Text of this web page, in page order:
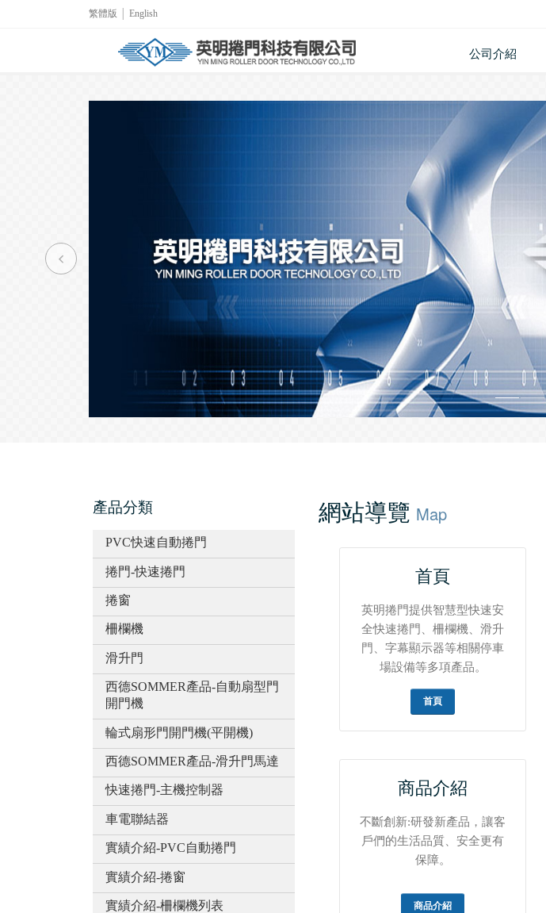
繁體版 English
公司介紹

網站導覽 Map
首頁
英明捲門提供智慧型快速安
全快速捲門、柵欄機、滑升
門、字幕顯示器等相關停車
場設備等多項產品。
首頁
商品介紹
不斷創新:研發新產品，讓客
戶們的生活品質、安全更有
保障。
商品介紹
產品分類
PVC快速自動捲門
捲門-快速捲門
捲窗
柵欄機
滑升門
西德SOMMER產品-自動扇型門
開門機
輪式扇形門開門機(平開機)
西德SOMMER產品-滑升門馬達
快速捲門-主機控制器
車電聯結器
實績介紹-PVC自動捲門
實績介紹-捲窗
實績介紹-柵欄機列表